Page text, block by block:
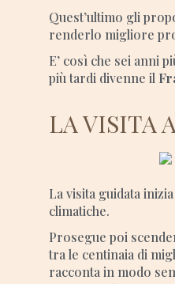
Quest’ultimo gli
renderlo migliore
E’ così che sei anni
più tardi divenne il
LA VISITA
La visita guidata
climatiche.
Prosegue poi
tra le centinaia di
racconta in modo